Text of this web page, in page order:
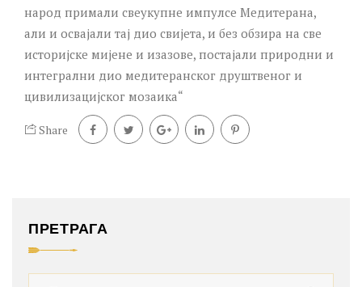
народ примали свеукупне импулсе Медитерана,
али и освајали тај дио свијета, и без обзира на све
историјске мијене и изазове, постајали природни и
интегрални дио медитеранског друштвеног и
цивилизацијског мозаика“
Share
ПРЕТРАГА